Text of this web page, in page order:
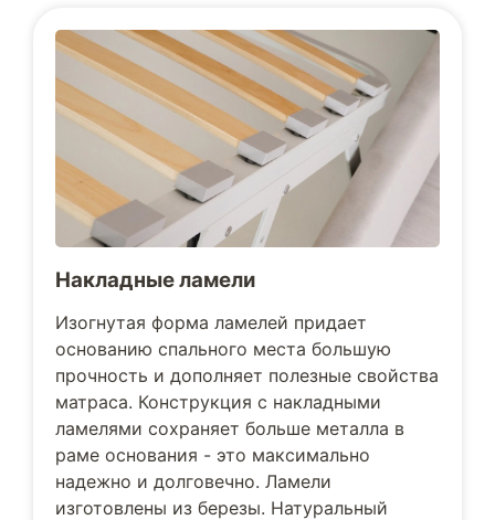
Накладные ламели
Изогнутая форма ламелей придает
основанию спального места большую
прочность и дополняет полезные свойства
матраса. Конструкция с накладными
ламелями сохраняет больше металла в
раме основания - это максимально
надежно и долговечно. Ламели
изготовлены из березы. Натуральный